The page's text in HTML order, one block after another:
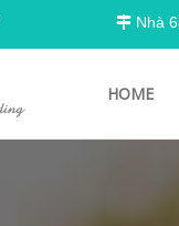
Nhà
HOME